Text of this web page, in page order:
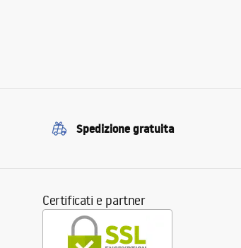
Spedizione gratuita
Certificati e partner